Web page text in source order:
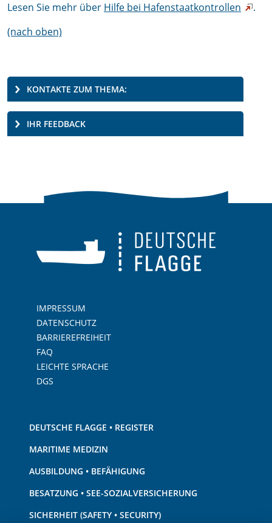
Lesen Sie mehr über Hilfe bei Hafenstaatkontrollen
.
(nach oben)
KONTAKTE ZUM THEMA:
IHR FEEDBACK
IMPRESSUM
DATENSCHUTZ
BARRIEREFREIHEIT
FAQ
LEICHTE SPRACHE
DGS
DEUTSCHE FLAGGE • REGISTER
MARITIME MEDIZIN
AUSBILDUNG • BEFÄHIGUNG
BESATZUNG • SEE-SOZIALVERSICHERUNG
SICHERHEIT (SAFETY • SECURITY)